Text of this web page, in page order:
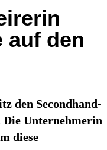
auf den
den Secondhand-
Die Unternehmerin
diese